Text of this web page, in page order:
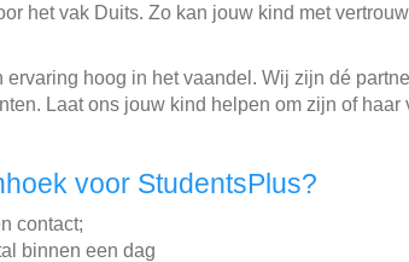
het vak Duits. Zo kan jouw kind met
hoog in het vaandel. Wij zijn dé
Laat ons jouw kind helpen om zijn of
voor StudentsPlus?
contact;
binnen een dag